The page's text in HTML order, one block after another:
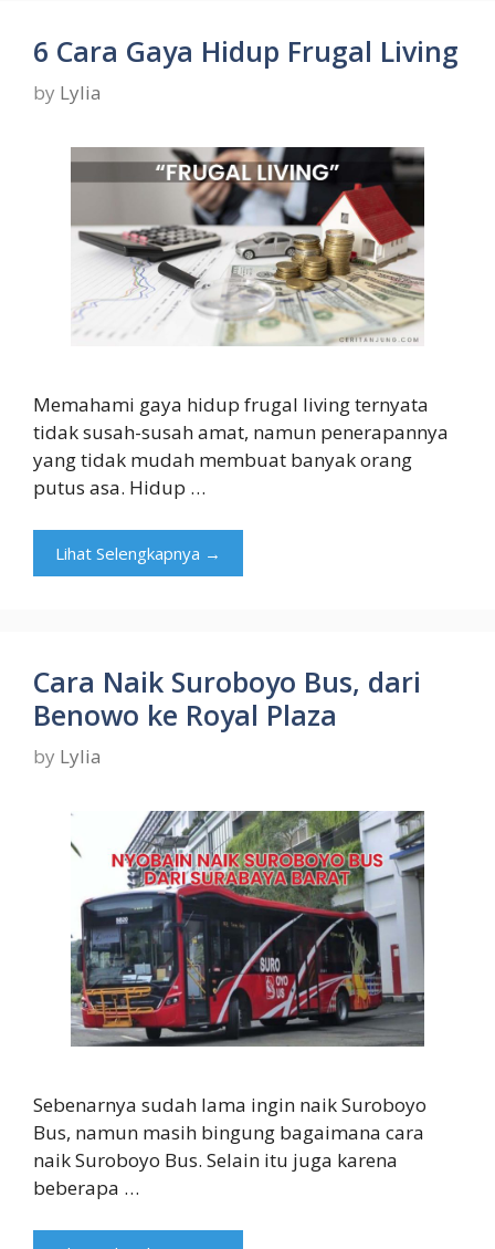
6 Cara Gaya Hidup Frugal Living
by Lylia
Memahami gaya hidup frugal living ternyata
tidak susah-susah amat, namun penerapannya
yang tidak mudah membuat banyak orang
putus asa. Hidup …
Lihat Selengkapnya →
Cara Naik Suroboyo Bus, dari
Benowo ke Royal Plaza
by Lylia
Sebenarnya sudah lama ingin naik Suroboyo
Bus, namun masih bingung bagaimana cara
naik Suroboyo Bus. Selain itu juga karena
beberapa …